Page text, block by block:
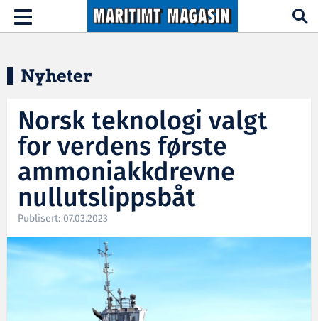
Hopp til hovedinnhold
Toggle
navigation
Nyheter
Norsk teknologi valgt
for verdens første
ammoniakkdrevne
nullutslippsbåt
Publisert: 07.03.2023